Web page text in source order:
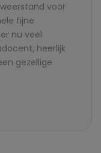
voor
fijne
nu veel
heerlijk
gezellige